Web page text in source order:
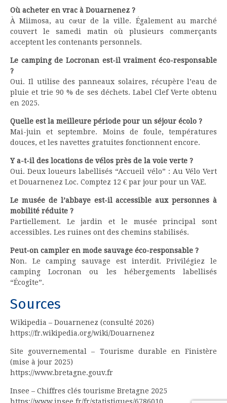
Où acheter en vrac à Douarnenez ?
À Miimosa, au cœur de la ville. Également au marché
couvert le samedi matin où plusieurs commerçants
acceptent les contenants personnels.
Le camping de Locronan est-il vraiment éco-responsable
?
Oui. Il utilise des panneaux solaires, récupère l’eau de
pluie et trie 90 % de ses déchets. Label Clef Verte obtenu
en 2025.
Quelle est la meilleure période pour un séjour écolo ?
Mai-juin et septembre. Moins de foule, températures
douces, et les navettes gratuites fonctionnent encore.
Y a-t-il des locations de vélos près de la voie verte ?
Oui. Deux loueurs labellisés “Accueil vélo” : Au Vélo Vert
et Douarnenez Loc. Comptez 12 € par jour pour un VAE.
Le musée de l’abbaye est-il accessible aux personnes à
mobilité réduite ?
Partiellement. Le jardin et le musée principal sont
accessibles. Les ruines ont des chemins stabilisés.
Peut-on campler en mode sauvage éco-responsable ?
Non. Le camping sauvage est interdit. Privilégiez le
camping Locronan ou les hébergements labellisés
“Écogîte”.
Sources
Wikipedia – Douarnenez (consulté 2026)
https://fr.wikipedia.org/wiki/Douarnenez
Site gouvernemental – Tourisme durable en Finistère
(mise à jour 2025)
https://www.bretagne.gouv.fr
Insee – Chiffres clés tourisme Bretagne 2025